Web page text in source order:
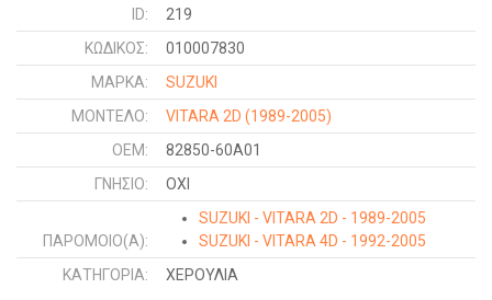
ID:
219
ΚΩΔΙΚΌΣ:
010007830
ΜΑΡΚΑ:
SUZUKI
ΜΟΝΤΕΛΟ:
VITARA 2D (1989-2005)
OEM:
82850-60A01
ΓΝΉΣΙΟ:
ΟΧΙ
ΠΑΡΌΜΟΙΟ(Α):
SUZUKI - VITARA 2D - 1989-2005
SUZUKI - VITARA 4D - 1992-2005
ΚΑΤΗΓΟΡΊΑ:
ΧΕΡΟΥΛΙΑ